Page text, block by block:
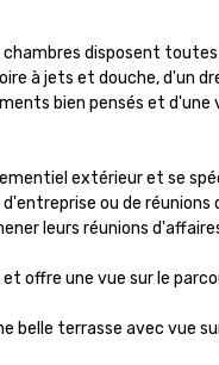
disposent
à jets et douche, d'un
bien pensés et d'une
extérieur et se
ou de
leurs réunions
offre une vue sur le
terrasse avec vue